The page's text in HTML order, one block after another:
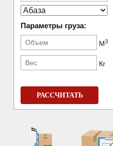
Параметры груза:
М3
Кг
РАССЧИТАТЬ